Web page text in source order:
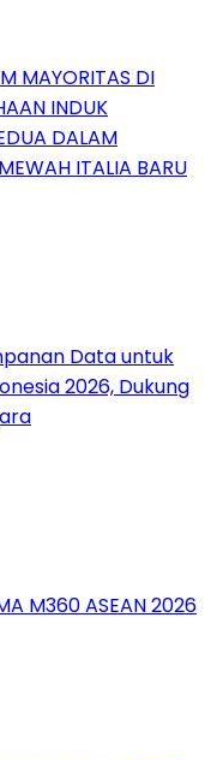
MAYORITAS DI
INDUK
DALAM
ITALIA BARU
Data untuk
2026, Dukung
M360 ASEAN 2026